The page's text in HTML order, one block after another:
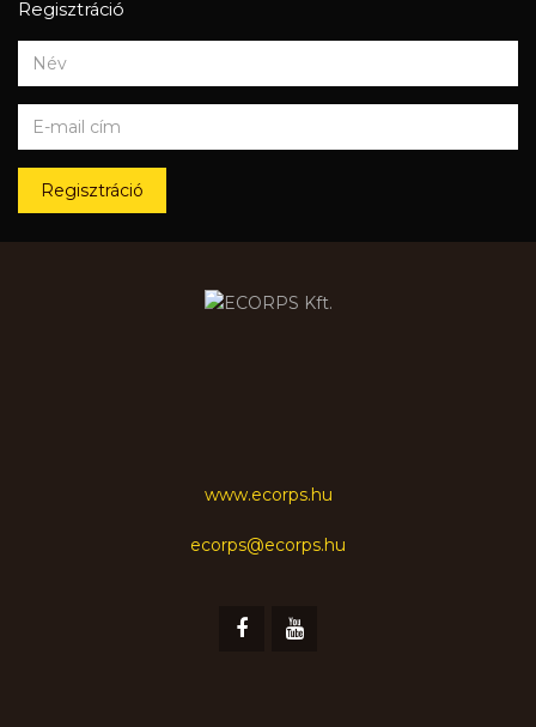
Regisztráció
Regisztráció
www.ecorps.hu
ecorps@ecorps.hu